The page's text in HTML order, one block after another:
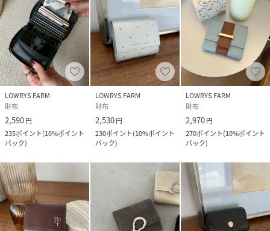
LOWRYS FARM
財布
2,590円
235ポイント(10%ポイント
バック)
LOWRYS FARM
財布
2,530円
230ポイント(10%ポイント
バック)
LOWRYS FARM
財布
2,970円
270ポイント(10%ポイント
バック)